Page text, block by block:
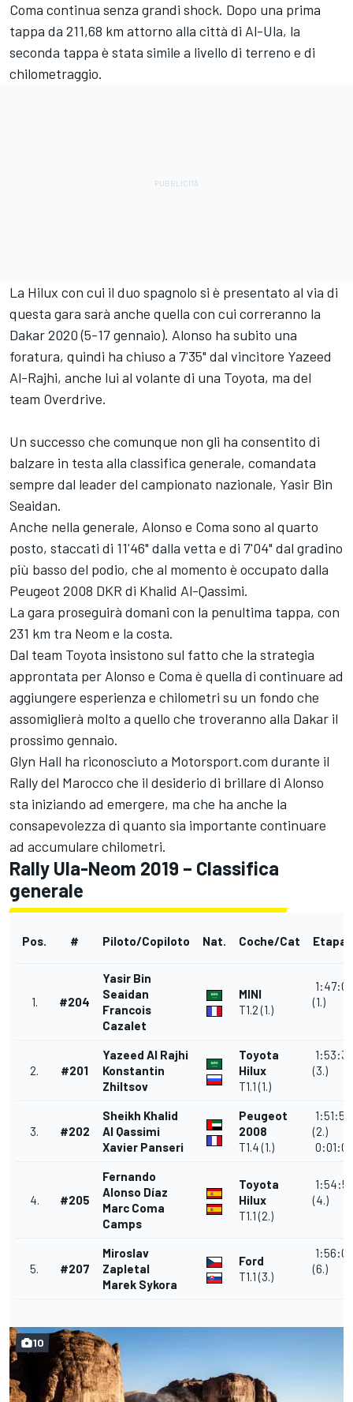
Coma continua senza grandi shock. Dopo una prima
tappa da 211,68 km attorno alla città di Al-Ula, la
seconda tappa è stata simile a livello di terreno e di
chilometraggio.
La Hilux con cui il duo spagnolo si è presentato al via di
questa gara sarà anche quella con cui correranno la
Dakar 2020 (5-17 gennaio). Alonso ha subito una
foratura, quindi ha chiuso a 7'35" dal vincitore Yazeed
Al-Rajhi, anche lui al volante di una Toyota, ma del
team Overdrive.
Un successo che comunque non gli ha consentito di
balzare in testa alla classifica generale, comandata
sempre dal leader del campionato nazionale, Yasir Bin
Seaidan.
Anche nella generale, Alonso e Coma sono al quarto
posto, staccati di 11'46" dalla vetta e di 7'04" dal gradino
più basso del podio, che al momento è occupato dalla
Peugeot 2008 DKR di Khalid Al-Qassimi.
La gara proseguirà domani con la penultima tappa, con
231 km tra Neom e la costa.
Dal team Toyota insistono sul fatto che la strategia
approntata per Alonso e Coma è quella di continuare ad
aggiungere esperienza e chilometri su un fondo che
assomiglierà molto a quello che troveranno alla Dakar il
prossimo gennaio.
Glyn Hall ha riconosciuto a Motorsport.com durante il
Rally del Marocco che il desiderio di brillare di Alonso
sta iniziando ad emergere, ma che ha anche la
consapevolezza di quanto sia importante continuare
ad accumulare chilometri.
Rally Ula-Neom 2019 – Classifica
generale
Pos. # Piloto/Copiloto Nat. Coche/Cat Etapa 1
1. #204
Yasir Bin
Seaidan
Francois
Cazalet
MINI
T1.2 (1.)
1:47:08
(1.)
2. #201
Yazeed Al Rajhi
Konstantin
Zhiltsov
Toyota
Hilux
T1.1 (1.)
1:53:32
(3.)
3. #202
Sheikh Khalid
Al Qassimi
Xavier Panseri
Peugeot
2008
T1.4 (1.)
1:51:53
(2.)
0:01:00
4. #205
Fernando
Alonso Díaz
Marc Coma
Camps
Toyota
Hilux
T1.1 (2.)
1:54:51
(4.)
5. #207
Miroslav
Zapletal
Marek Sykora
Ford
T1.1 (3.)
1:56:05
(6.)
10